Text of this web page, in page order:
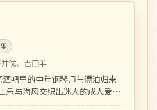
年
优、吉田羊
吧里的中年钢琴师与漂泊归来
乐与海风交织出迷人的成人爱情